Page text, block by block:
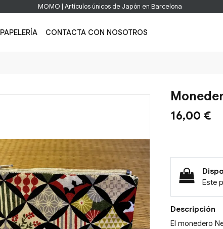
MOMO | Artículos únicos de Japón en Barcelona
PAPELERÍA CONTACTA CON NOSOTROS
16,00 €
Este
Descripción
El monedero